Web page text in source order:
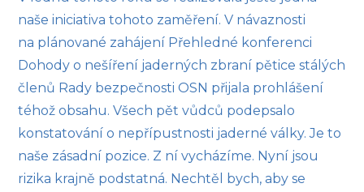
naše iniciativa tohoto zaměření. V návaznosti
na plánované zahájení Přehledné konferenci
Dohody o nešíření jaderných zbraní pětice stálých
členů Rady bezpečnosti OSN přijala prohlášení
téhož obsahu. Všech pět vůdců podepsalo
konstatování o nepřípustnosti jaderné války. Je to
naše zásadní pozice. Z ní vycházíme. Nyní jsou
rizika krajně podstatná. Nechtěl bych, aby se